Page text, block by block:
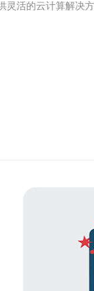
活的云计算解决